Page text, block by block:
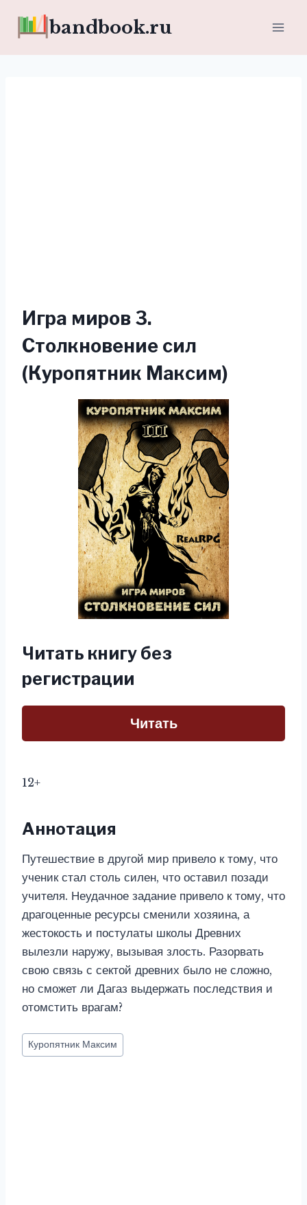
bandbook.ru
Игра миров 3.
Столкновение сил
(Куропятник Максим)
Читать книгу без
регистрации
Читать
12+
Аннотация
Путешествие в другой мир привело к тому, что
ученик стал столь силен, что оставил позади
учителя. Неудачное задание привело к тому, что
драгоценные ресурсы сменили хозяина, а
жестокость и постулаты школы Древних
вылезли наружу, вызывая злость. Разорвать
свою связь с сектой древних было не сложно,
но сможет ли Дагаз выдержать последствия и
отомстить врагам?
Метки
записи:
Куропятник Максим